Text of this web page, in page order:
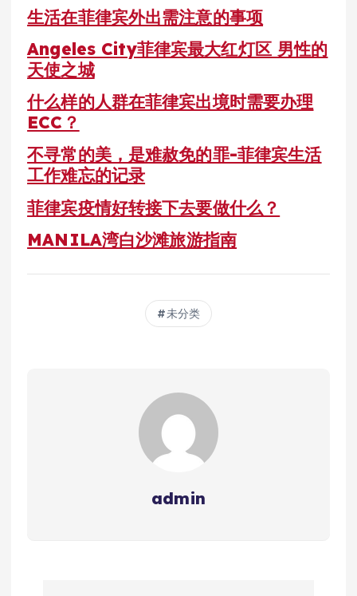
生活在菲律宾外出需注意的事项
Angeles City菲律宾最大红灯区 男性的
天使之城
什么样的人群在菲律宾出境时需要办理
ECC？
不寻常的美，是难赦免的罪-菲律宾生活
工作难忘的记录
菲律宾疫情好转接下去要做什么？
MANILA湾白沙滩旅游指南
未分类
admin